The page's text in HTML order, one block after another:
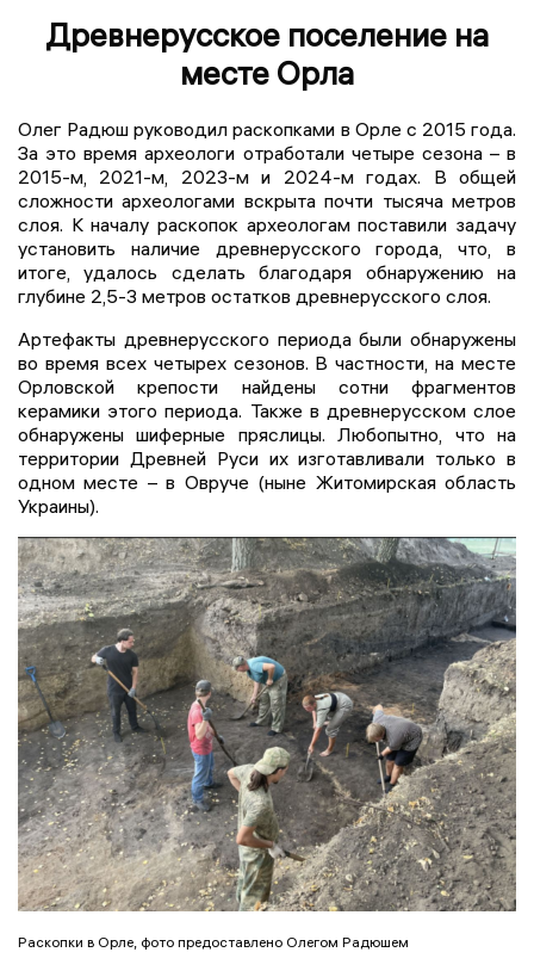
Древнерусское поселение на
месте Орла
Олег Радюш руководил раскопками в Орле с 2015 года.
За это время археологи отработали четыре сезона – в
2015-м, 2021-м, 2023-м и 2024-м годах. В общей
сложности археологами вскрыта почти тысяча метров
слоя. К началу раскопок археологам поставили задачу
установить наличие древнерусского города, что, в
итоге, удалось сделать благодаря обнаружению на
глубине 2,5-3 метров остатков древнерусского слоя.
Артефакты древнерусского периода были обнаружены
во время всех четырех сезонов. В частности, на месте
Орловской крепости найдены сотни фрагментов
керамики этого периода. Также в древнерусском слое
обнаружены шиферные пряслицы. Любопытно, что на
территории Древней Руси их изготавливали только в
одном месте – в Овруче (ныне Житомирская область
Украины).
Раскопки в Орле, фото предоставлено Олегом Радюшем